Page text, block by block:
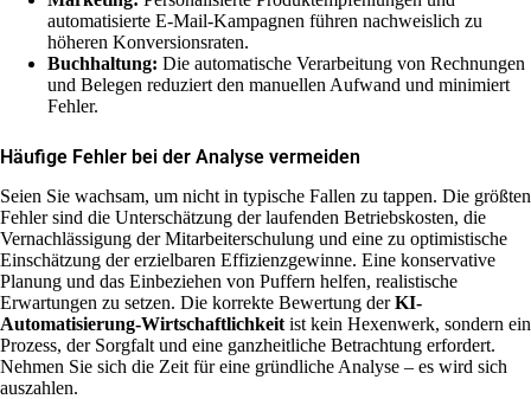
automatisierte E-Mail-Kampagnen führen nachweislich zu
höheren Konversionsraten.
Buchhaltung: Die automatische Verarbeitung von Rechnungen
und Belegen reduziert den manuellen Aufwand und minimiert
Fehler.
Häufige Fehler bei der Analyse vermeiden
Seien Sie wachsam, um nicht in typische Fallen zu tappen. Die größten
Fehler sind die Unterschätzung der laufenden Betriebskosten, die
Vernachlässigung der Mitarbeiterschulung und eine zu optimistische
Einschätzung der erzielbaren Effizienzgewinne. Eine konservative
Planung und das Einbeziehen von Puffern helfen, realistische
Erwartungen zu setzen. Die korrekte Bewertung derKI-
Automatisierung-Wirtschaftlichkeit ist kein Hexenwerk, sondern ein
Prozess, der Sorgfalt und eine ganzheitliche Betrachtung erfordert.
Nehmen Sie sich die Zeit für eine gründliche Analyse – es wird sich
auszahlen.